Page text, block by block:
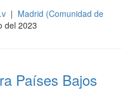
| Madrid (Comunidad de
del 2023
Países Bajos